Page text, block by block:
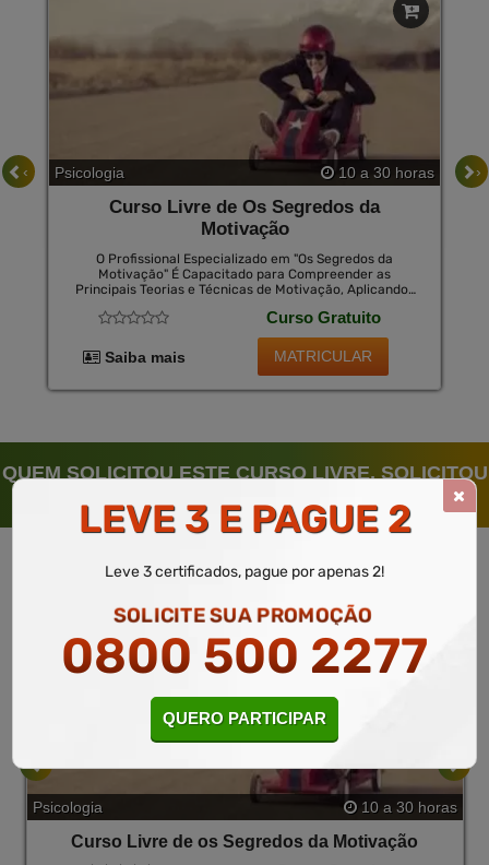
Psicologia 10 a 30 horas
Curso Livre de Os Segredos da
Motivação
O Profissional Especializado em "Os Segredos da
Motivação" É Capacitado para Compreender as
Principais Teorias e Técnicas de Motivação, Aplicando-
Capaz de Identificar as Necessidades e Desafios
Motivacionais de Indivíduos e Equipes, Criando Planos
de Ação Personalizados para Estimular o Engajamento,
a Produtividade e a Satisfação no Trabalho. Além Disso,
Crises Motivacionais, Inspirando e Incentivando
Curso Gratuito
Saiba mais MATRICULAR
‹ ›
QUEM SOLICITOU ESTE CURSO LIVRE, SOLICITOU
Psicologia 10 a 30 horas
Curso Livre de os Segredos da Motivação
LEVE 3 E PAGUE 2
Leve 3 certificados, pague por apenas 2!
SOLICITE SUA PROMOÇÃO
0800 500 2277
QUERO PARTICIPAR